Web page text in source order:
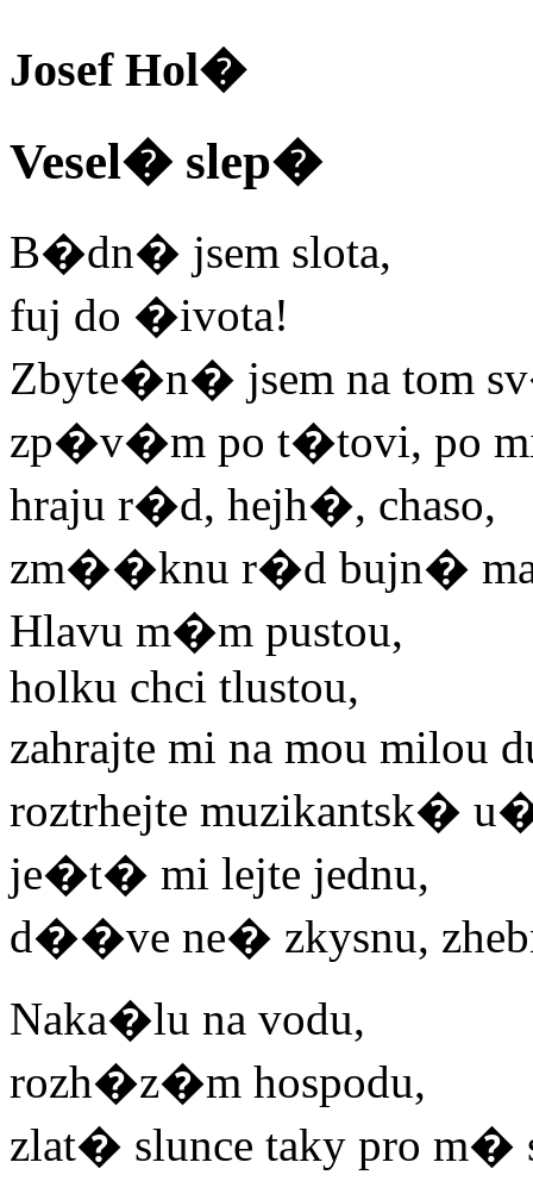
Josef Hol�
Vesel� slep�
B�dn� jsem slota,
fuj do �ivota!
Zbyte�n� jsem na tom
zp�v�m po t�tovi, po
hraju r�d, hejh�, chaso,
zm��knu r�d bujn�
Hlavu m�m pustou,
holku chci tlustou,
zahrajte mi na mou milou
roztrhejte muzikantsk�
je�t� mi lejte jednu,
d��ve ne� zkysnu,
Naka�lu na vodu,
rozh�z�m hospodu,
zlat� slunce taky pro